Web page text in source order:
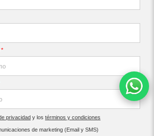
*
privacidad y los términos y condiciones
de marketing (Email y SMS)